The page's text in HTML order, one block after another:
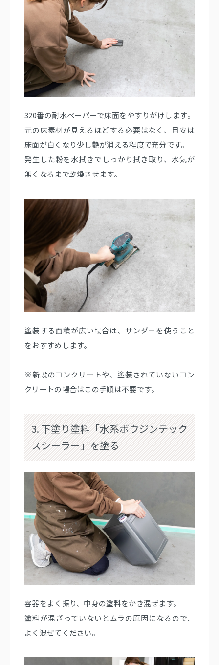
320番の耐水ペーパーで床面をやすりがけします。
元の床素材が見えるほどする必要はなく、目安は
床面が白くなり少し艶が消える程度で充分です。
発生した粉を水拭きでしっかり拭き取り、水気が
無くなるまで乾燥させます。
塗装する面積が広い場合は、サンダーを使うこと
をおすすめします。
※新設のコンクリートや、塗装されていないコン
クリートの場合はこの手順は不要です。
3. 下塗り塗料「水系ボウジンテック
スシーラー」を塗る
容器をよく振り、中身の塗料をかき混ぜます。
塗料が混ざっていないとムラの原因になるので、
よく混ぜてください。